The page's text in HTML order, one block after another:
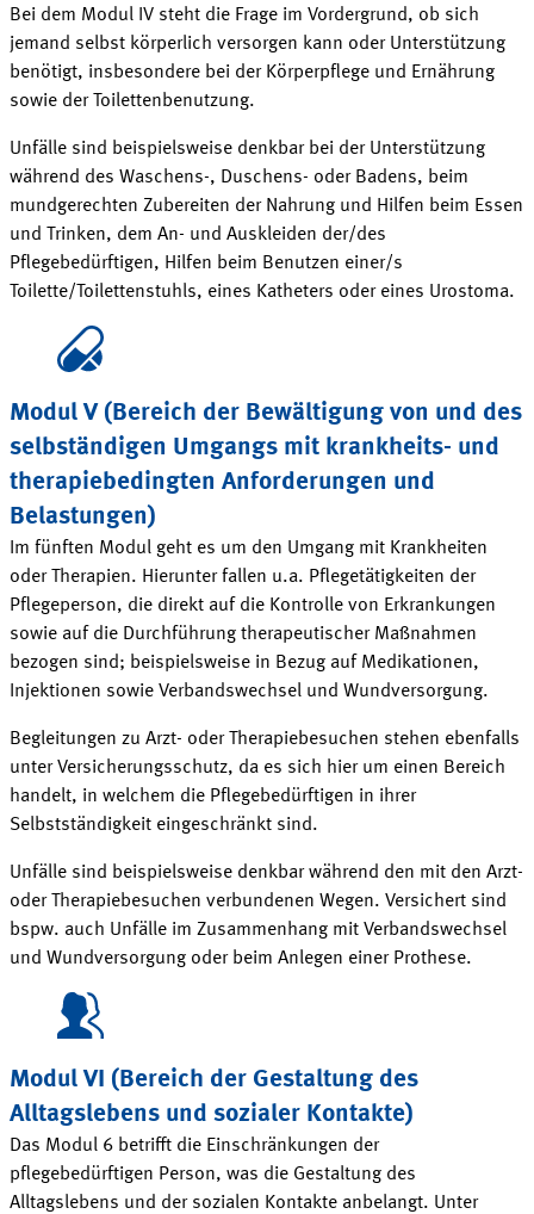
Bei dem Modul IV steht die Frage im Vordergrund, ob sich
jemand selbst körperlich versorgen kann oder Unterstützung
benötigt, insbesondere bei der Körperpflege und Ernährung
sowie der
Toilettenbenutzung.
Unfälle sind beispielsweise denkbar bei der Unterstützung
während des Waschens-, Duschens- oder Badens, beim
mundgerechten Zubereiten der Nahrung und Hilfen beim Essen
und Trinken, dem An- und Auskleiden der/des
Pflegebedürftigen, Hilfen beim Benutzen einer/s
Toilette/Toilettenstuhls, eines Katheters oder eines Urostoma.
Modul V (Bereich der Bewältigung von und des
selbständigen Umgangs mit krankheits- und
therapiebedingten Anforderungen und
Belastungen)
Im fünften Modul geht es um den Umgang mit Krankheiten
oder Therapien. Hierunter fallen u.a. Pflegetätigkeiten der
Pflegeperson, die direkt auf die Kontrolle von Erkrankungen
sowie auf die Durchführung therapeutischer Maßnahmen
bezogen sind; beispielsweise in Bezug auf Medikationen,
Injektionen sowie Verbandswechsel und Wundversorgung.
Begleitungen zu Arzt- oder Therapiebesuchen stehen ebenfalls
unter Versicherungsschutz, da es sich hier um einen Bereich
handelt, in welchem die Pflegebedürftigen in ihrer
Selbstständigkeit eingeschränkt sind.
Unfälle sind beispielsweise denkbar während den mit den Arzt-
oder Therapiebesuchen verbundenen Wegen. Versichert sind
bspw. auch Unfälle im Zusammenhang mit Verbandswechsel
und Wundversorgung oder beim Anlegen einer Prothese.
Modul VI (Bereich der Gestaltung des
Alltagslebens und sozialer Kontakte)
Das Modul 6 betrifft die Einschränkungen der
pflegebedürftigen Person, was die Gestaltung des
Alltagslebens und der sozialen Kontakte anbelangt. Unter